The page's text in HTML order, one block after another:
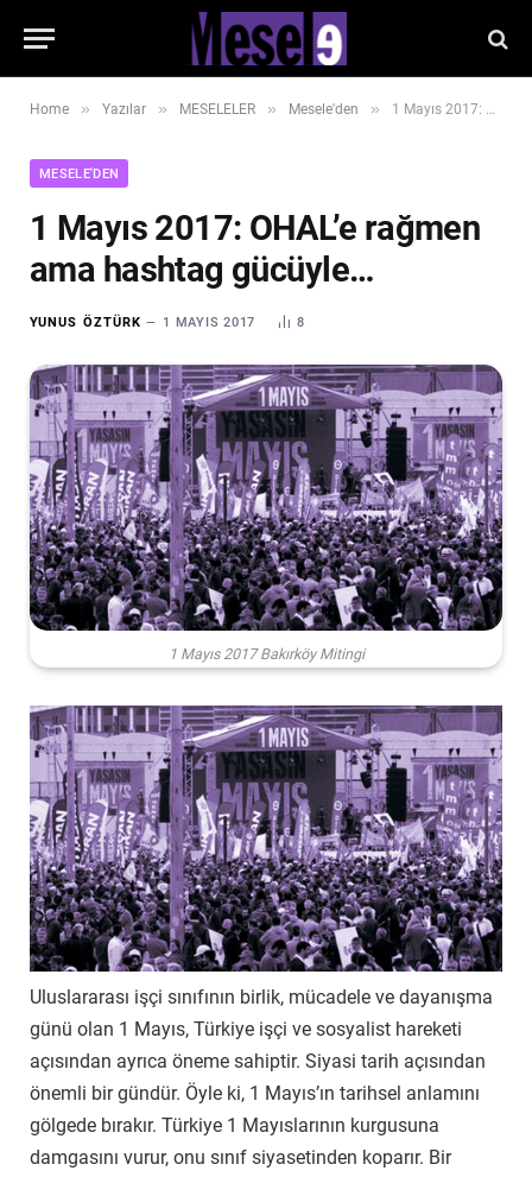
Home » Yazılar » MESELELER » Mesele'den » 1 Mayıs 2017: OHAL’e rağmen ama hashtag gücüyle…
MESELE'DEN
1 Mayıs 2017: OHAL’e rağmen
ama hashtag gücüyle…
YUNUS ÖZTÜRK 1 MAYIS 2017 8
1 Mayıs 2017 Bakırköy Mitingi
Uluslararası işçi sınıfının birlik, mücadele ve dayanışma
günü olan 1 Mayıs, Türkiye işçi ve sosyalist hareketi
açısından ayrıca öneme sahiptir. Siyasi tarih açısından
önemli bir gündür. Öyle ki, 1 Mayıs’ın tarihsel anlamını
gölgede bırakır. Türkiye 1 Mayıslarının kurgusuna
damgasını vurur, onu sınıf siyasetinden koparır. Bir